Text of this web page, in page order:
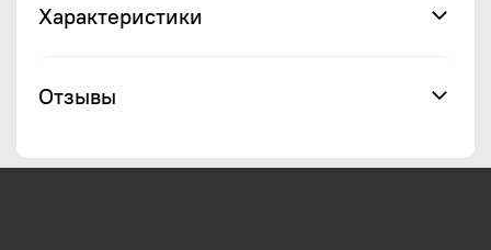
Характеристики
Отзывы